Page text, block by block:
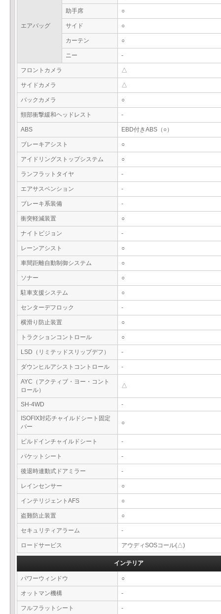
エアバッグ
助手席 ○
サイド ○
カーテン ○
ニー -
フロントカメラ △
サイドカメラ △
バックカメラ ○
頸部衝撃緩和ヘッドレスト -
ABS EBD付きABS（○）
ブレーキアシスト ○
アイドリングストップシステム ○
ランフラットタイヤ -
エアサスペンション -
ブレーキ系装備 -
衝突軽減装置 ○
ナイトビジョン -
レーンアシスト ○
車間距離自動制御システム ○
ソナー ○
駐車支援システム ○
センターデフロック -
横滑り防止装置 ○
トラクションコントロール ○
LSD（リミテッドスリップデフ） -
ダウンヒルアシストコントロール -
AYC（アクティブ・ヨー・コント
ロール）
△
SH-4WD
-
ISOFIX対応チャイルドシート固定
バー
○
ビルドインチャイルドシート -
バケットシート -
後退時連動式ドアミラー -
レインセンサー ○
インテリジェントAFS ○
盗難防止装置 ○
セキュリティアラーム -
ロードサービス アウディSOSコール(△)
インテリア
パワーウィンドウ ○
オットマン機構 -
フルフラットシート -